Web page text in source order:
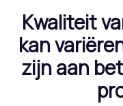
Kwaliteit
kan
zijn aan